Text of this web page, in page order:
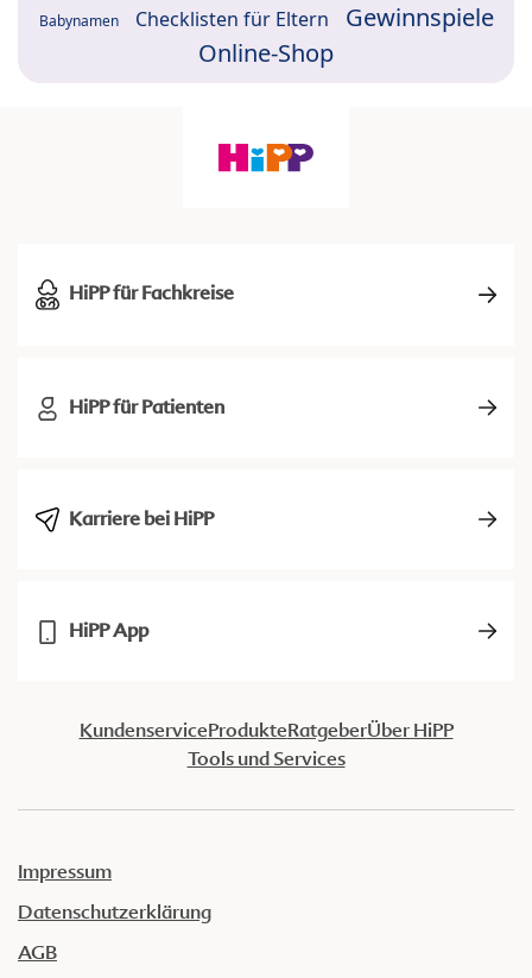
Babynamen Checklisten für Eltern
Gewinnspiele
Online-Shop
HiPP für Fachkreise
HiPP für Patienten
Karriere bei HiPP
HiPP App
KundenserviceProdukteRatgeberÜber HiPP
Tools und Services
Impressum
Datenschutzerklärung
AGB